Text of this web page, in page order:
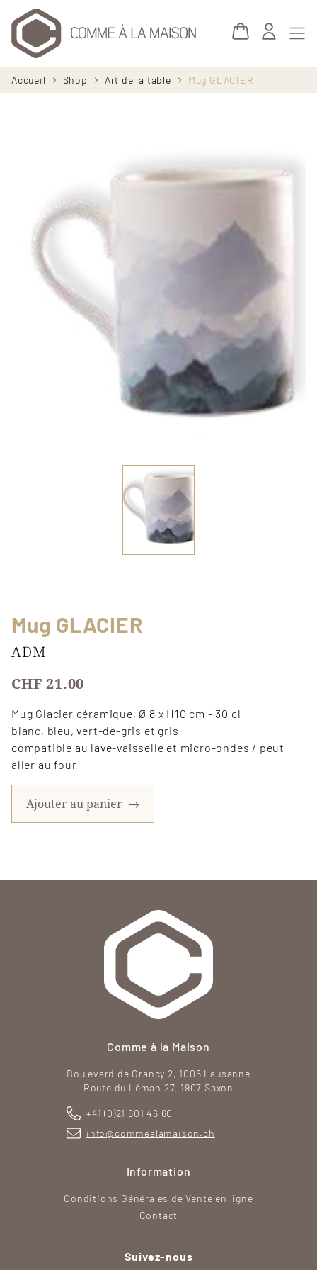
Fil
d'Ariane
Accueil Shop Art de la table Mug GLACIER
Mug GLACIER
ADM
CHF 21.00
Mug Glacier céramique, Ø 8 x H10 cm - 30 cl
blanc, bleu, vert-de-gris et gris
compatible au lave-vaisselle et micro-ondes / peut
aller au four
Ajouter au panier →
Comme à la Maison
Boulevard de Grancy 2, 1006 Lausanne
Route du Léman 27, 1907 Saxon
+41 (0)21 601 46 60
info@commealamaison.ch
Information
Conditions Générales de Vente en ligne
Contact
Suivez-nous